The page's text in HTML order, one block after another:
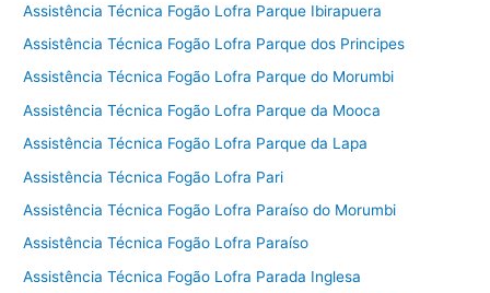
Assistência Técnica Fogão Lofra Parque Ibirapuera
Assistência Técnica Fogão Lofra Parque dos Principes
Assistência Técnica Fogão Lofra Parque do Morumbi
Assistência Técnica Fogão Lofra Parque da Mooca
Assistência Técnica Fogão Lofra Parque da Lapa
Assistência Técnica Fogão Lofra Pari
Assistência Técnica Fogão Lofra Paraíso do Morumbi
Assistência Técnica Fogão Lofra Paraíso
Assistência Técnica Fogão Lofra Parada Inglesa